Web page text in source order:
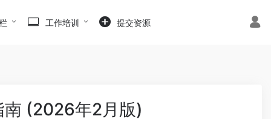
工作培训 提交资源
南 (2026年2月版)